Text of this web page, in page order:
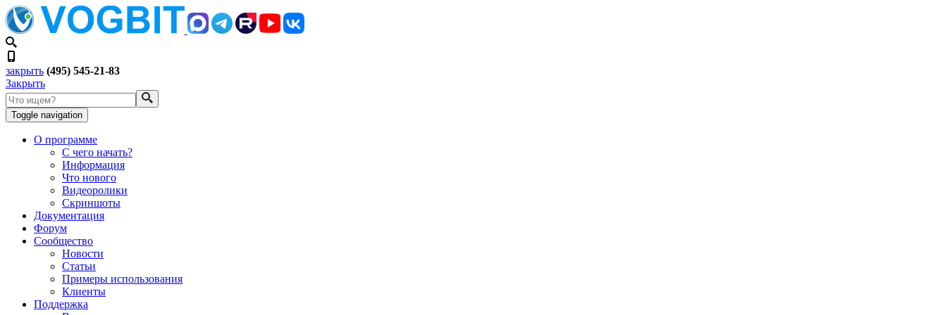
закрыть (495) 545-21-83
Закрыть
Toggle navigation
О программе
С чего начать?
Информация
Что нового
Видеоролики
Скриншоты
Документация
Форум
Сообщество
Новости
Статьи
Примеры использования
Клиенты
Поддержка